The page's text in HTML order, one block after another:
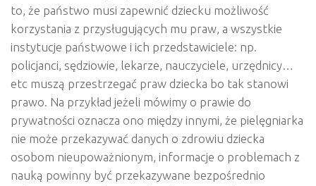
to, że państwo musi zapewnić dziecku możliwość
korzystania z przysługujących mu praw, a wszystkie
instytucje państwowe i ich przedstawiciele: np.
policjanci, sędziowie, lekarze, nauczyciele, urzędnicy…
etc muszą przestrzegać praw dziecka bo tak stanowi
prawo. Na przykład jeżeli mówimy o prawie do
prywatności oznacza ono między innymi, że pielęgniarka
nie może przekazywać danych o zdrowiu dziecka
osobom nieupoważnionym, informacje o problemach z
nauką powinny być przekazywane bezpośrednio